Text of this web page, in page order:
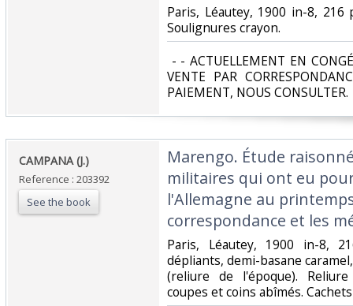
‎Paris, Léautey, 1900 in-8, 216
Soulignures crayon.‎
- - ACTUELLEMENT EN
VENTE PAR
PAIEMENT, NOUS CONSULTER.‎
‎CAMPANA (J.)‎
Reference : 203392
See the book
‎Marengo. Étude
militaires qui ont eu
l'Allemagne au
correspondance et les
‎Paris, Léautey, 1900 in-8,
dépliants, demi-basane
(reliure de l'époque).
coupes et coins abîmés.